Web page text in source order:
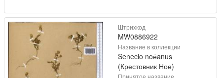
Штрихкод
MW0886922
Название в коллекции
Senecio noёanus
(Крестовник Ное)
Принятое название